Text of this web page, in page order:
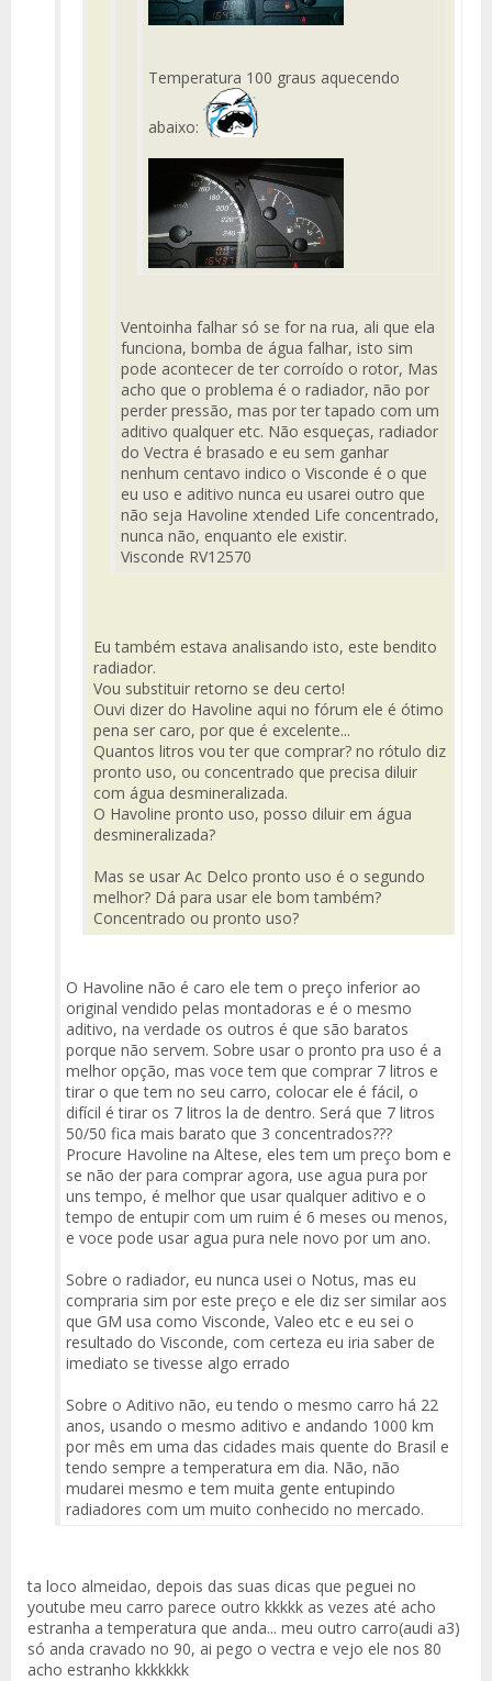
Temperatura 100 graus aquecendo
abaixo:
Ventoinha falhar só se for na rua, ali que ela
funciona, bomba de água falhar, isto sim
pode acontecer de ter corroído o rotor, Mas
acho que o problema é o radiador, não por
perder pressão, mas por ter tapado com um
aditivo qualquer etc. Não esqueças, radiador
do Vectra é brasado e eu sem ganhar
nenhum centavo indico o Visconde é o que
eu uso e aditivo nunca eu usarei outro que
não seja Havoline xtended Life concentrado,
nunca não, enquanto ele existir.
Visconde RV12570
Eu também estava analisando isto, este bendito
radiador.
Vou substituir retorno se deu certo!
Ouvi dizer do Havoline aqui no fórum ele é ótimo
pena ser caro, por que é excelente...
Quantos litros vou ter que comprar? no rótulo diz
pronto uso, ou concentrado que precisa diluir
com água desmineralizada.
O Havoline pronto uso, posso diluir em água
desmineralizada?
Mas se usar Ac Delco pronto uso é o segundo
melhor? Dá para usar ele bom também?
Concentrado ou pronto uso?
O Havoline não é caro ele tem o preço inferior ao
original vendido pelas montadoras e é o mesmo
aditivo, na verdade os outros é que são baratos
porque não servem. Sobre usar o pronto pra uso é a
melhor opção, mas voce tem que comprar 7 litros e
tirar o que tem no seu carro, colocar ele é fácil, o
difícil é tirar os 7 litros la de dentro. Será que 7 litros
50/50 fica mais barato que 3 concentrados???
Procure Havoline na Altese, eles tem um preço bom e
se não der para comprar agora, use agua pura por
uns tempo, é melhor que usar qualquer aditivo e o
tempo de entupir com um ruim é 6 meses ou menos,
e voce pode usar agua pura nele novo por um ano.
Sobre o radiador, eu nunca usei o Notus, mas eu
compraria sim por este preço e ele diz ser similar aos
que GM usa como Visconde, Valeo etc e eu sei o
resultado do Visconde, com certeza eu iria saber de
imediato se tivesse algo errado
Sobre o Aditivo não, eu tendo o mesmo carro há 22
anos, usando o mesmo aditivo e andando 1000 km
por mês em uma das cidades mais quente do Brasil e
tendo sempre a temperatura em dia. Não, não
mudarei mesmo e tem muita gente entupindo
radiadores com um muito conhecido no mercado.
ta loco almeidao, depois das suas dicas que peguei no
youtube meu carro parece outro kkkkk as vezes até acho
estranha a temperatura que anda... meu outro carro(audi a3)
só anda cravado no 90, ai pego o vectra e vejo ele nos 80
acho estranho kkkkkkk